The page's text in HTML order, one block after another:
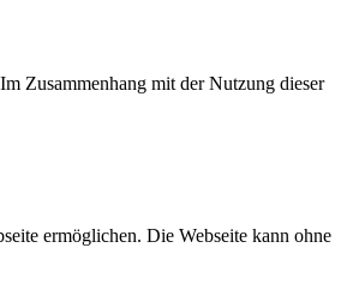
Zusammenhang mit der Nutzung dieser
ermöglichen. Die Webseite kann ohne